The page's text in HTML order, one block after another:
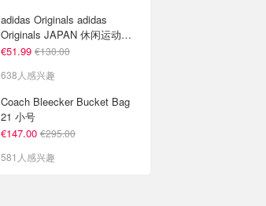
adidas Originals adidas
Originals JAPAN 休闲运动鞋
米色
€51.99 €130.00
638人感兴趣
Coach Bleecker Bucket Bag
21 小号
€147.00 €295.00
581人感兴趣